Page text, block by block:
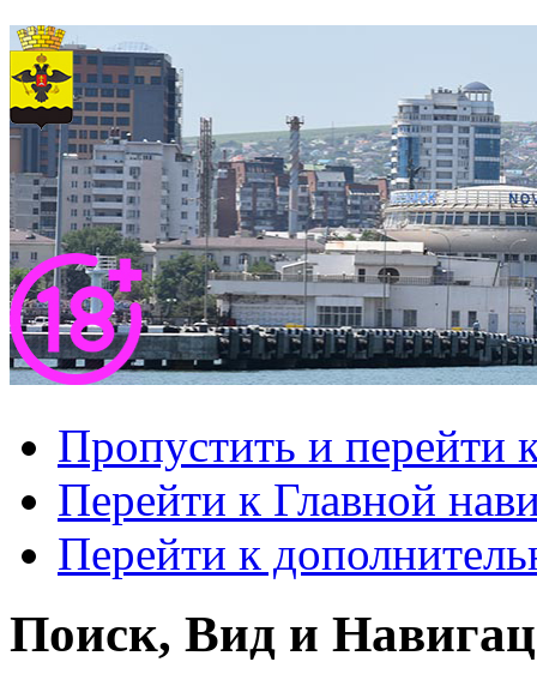
Пропустить и перейти
Перейти к Главной
Перейти к
Поиск, Вид и